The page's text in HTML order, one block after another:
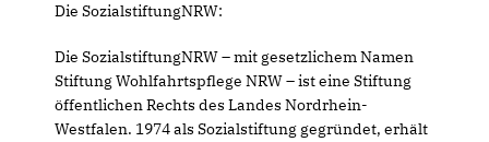
Die SozialstiftungNRW:
Die SozialstiftungNRW – mit gesetzlichem Namen
Stiftung Wohlfahrtspflege NRW – ist eine Stiftung
öffentlichen Rechts des Landes Nordrhein-
Westfalen. 1974 als Sozialstiftung gegründet, erhält